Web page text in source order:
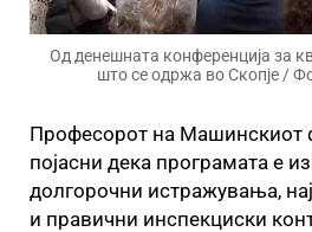
Од денешната конференција за
што се одржа во Скопје /
Професорот на Машинскиот
појасни дека програмата е
долгорочни истражувања,
и правични инспекциски